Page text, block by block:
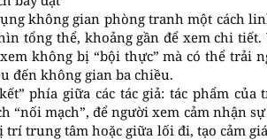
không gian phòng tranh một cách
tổng thể, khoảng gần để xem chi tiết.
không bị “bội thực” mà có thể trải
đến không gian ba chiều.
phía giữa các tác giả: tác phẩm
“nối mạch”, để người xem cảm nhận
trí trung tâm hoặc giữa lối đi, tạo cảm